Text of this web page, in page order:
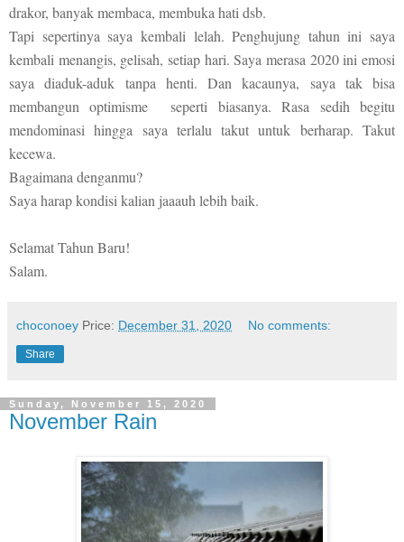
drakor, banyak membaca, membuka hati dsb.
Tapi sepertinya saya kembali lelah. Penghujung tahun ini saya
kembali menangis, gelisah, setiap hari. Saya merasa 2020 ini emosi
saya diaduk-aduk tanpa henti. Dan kacaunya, saya tak bisa
membangun optimisme seperti biasanya. Rasa sedih begitu
mendominasi hingga saya terlalu takut untuk berharap. Takut
kecewa.
Bagaimana denganmu?
Saya harap kondisi kalian jaaauh lebih baik.
Selamat Tahun Baru!
Salam.
choconoey Price: December 31, 2020 No comments:
Share
Sunday, November 15, 2020
November Rain